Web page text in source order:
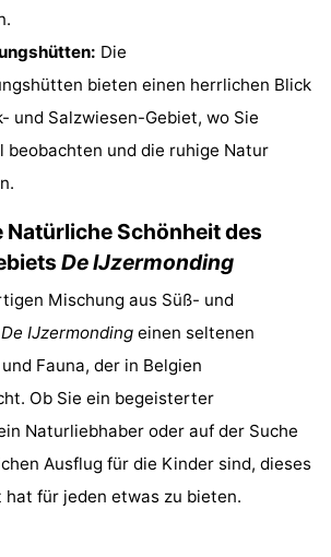
Die
bieten einen herrlichen Blick
und Salzwiesen-Gebiet, wo Sie
beobachten und die ruhige Natur
Natürliche Schönheit des
De IJzermonding
Mischung aus Süß- und
De IJzermonding einen seltenen
Fauna, der in Belgien
Ob Sie ein begeisterter
Naturliebhaber oder auf der Suche
Ausflug für die Kinder sind, dieses
für jeden etwas zu bieten.